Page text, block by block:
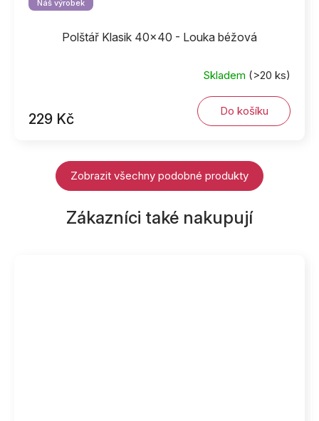
Náš výrobek
Polštář Klasik 40x40 - Louka béžová
Skladem (>20 ks)
229 Kč Do košíku
Zobrazit všechny podobné produkty
Zákazníci také nakupují